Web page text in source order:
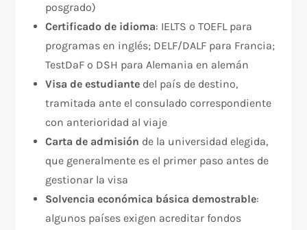
posgrado)
Certificado de idioma: IELTS o TOEFL para
programas en inglés; DELF/DALF para Francia;
TestDaF o DSH para Alemania en alemán
Visa de estudiante del país de destino,
tramitada ante el consulado correspondiente
con anterioridad al viaje
Carta de admisión de la universidad elegida,
que generalmente es el primer paso antes de
gestionar la visa
Solvencia económica básica demostrable:
algunos países exigen acreditar fondos